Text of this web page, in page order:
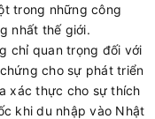
trong những công
nhất thế giới.
chỉ quan trọng đối với
cho sự phát triển
xác thực cho sự thích
khi du nhập vào Nhật